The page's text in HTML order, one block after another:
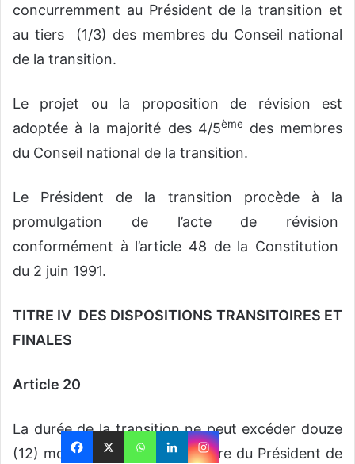
concurremment au Président de la transition et
au tiers (1/3) des membres du Conseil national
de la transition.
Le projet ou la proposition de révision est
adoptée à la majorité des 4/5ème
des membres
du Conseil national de la transition.
Le Président de la transition procède à la
promulgation de l’acte de révision
conformément à l’article 48 de la Constitution
du 2 juin 1991.
TITRE IV DES DISPOSITIONS TRANSITOIRES ET
FINALES
Article 20
La durée de la transition ne peut excéder douze
(12) mois à dater de l’investiture du Président de